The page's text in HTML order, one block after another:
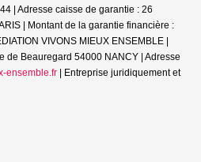
| Adresse caisse de garantie : 26
| Montant de la garantie financière :
VIVONS MIEUX ENSEMBLE |
de Beauregard 54000 NANCY | Adresse
ensemble.fr | Entreprise juridiquement et